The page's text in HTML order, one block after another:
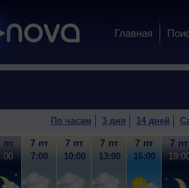
Главная
По часам 3 дня 14 дней
пт 7 пт
7:00
7 пт
10:00
7 пт
13:00
7 пт
16:00
7 пт